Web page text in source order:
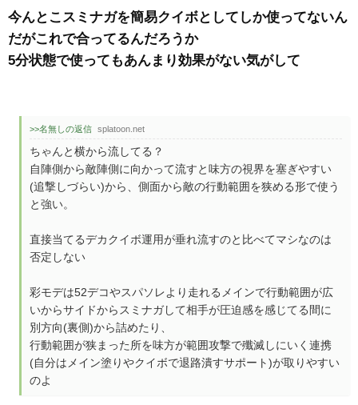
今んとこスミナガを簡易クイボとしてしか使ってないん
だがこれで合ってるんだろうか
5分状態で使ってもあんまり効果がない気がして
>>名無しの返信 splatoon.net
ちゃんと横から流してる？
自陣側から敵陣側に向かって流すと味方の視界を塞ぎやすい
(追撃しづらい)から、側面から敵の行動範囲を狭める形で使う
と強い。
直接当てるデカクイボ運用が垂れ流すのと比べてマシなのは
否定しない
彩モデは52デコやスパソレより走れるメインで行動範囲が広
いからサイドからスミナガして相手が圧迫感を感じてる間に
別方向(裏側)から詰めたり、
行動範囲が狭まった所を味方が範囲攻撃で殲滅しにいく連携
(自分はメイン塗りやクイボで退路潰すサポート)が取りやすい
のよ